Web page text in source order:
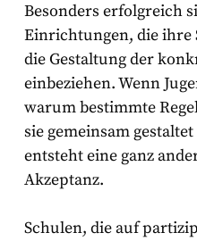
Besonders erfolgreich
Einrichtungen, die
die Gestaltung der
einbeziehen. Wenn
warum bestimmte
sie gemeinsam
entsteht eine ganz
Akzeptanz.
Schulen, die auf